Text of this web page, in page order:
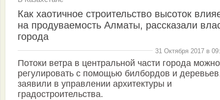
Как хаотичное строительство высоток
на продуваемость Алматы, рассказали
города
31 Октября 2017 в
Потоки ветра в центральной части города можно
регулировать с помощью билбордов и
заявили в управлении архитектуры и
градостроительства.